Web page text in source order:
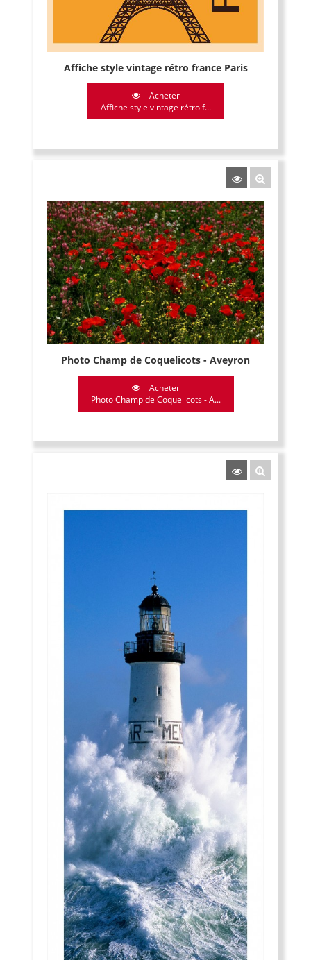
Affiche style vintage rétro france Paris
Acheter
Affiche style vintage rétro f...
Photo Champ de Coquelicots - Aveyron
Acheter
Photo Champ de Coquelicots - A...